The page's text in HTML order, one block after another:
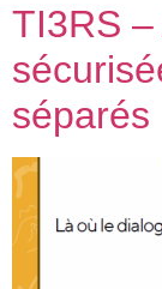
TI3RS
séparés